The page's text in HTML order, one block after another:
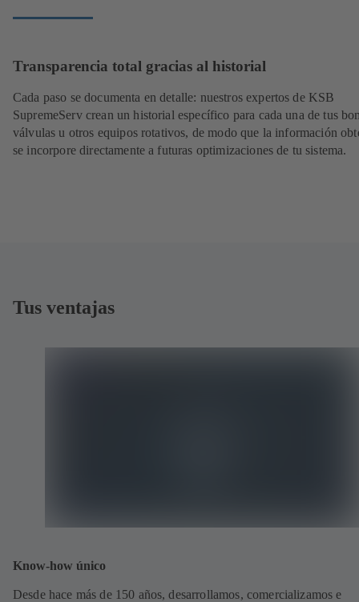
Transparencia total gracias al historial
Cada paso se documenta en detalle: nuestros expertos de KSB
SupremeServ crean un historial específico para cada una de tus
válvulas u otros equipos rotativos, de modo que la información
se incorpore directamente a futuras optimizaciones de tu sistema.
Tus ventajas
Know-how único
Desde hace más de 150 años, desarrollamos, comercializamos e